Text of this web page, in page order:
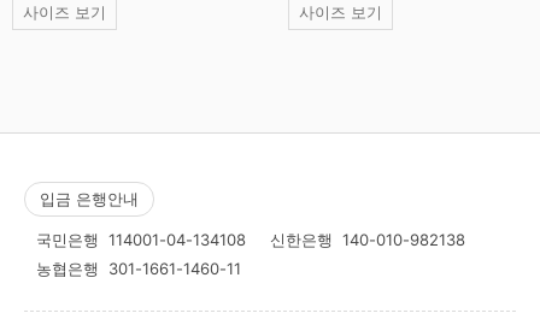
사이즈 보기 사이즈 보기
입금 은행안내
국민은행 114001-04-134108 신한은행 140-010-982138
농협은행 301-1661-1460-11